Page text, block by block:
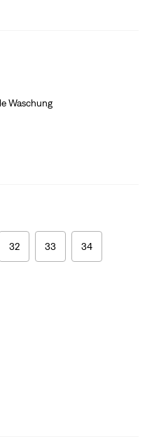
Waschung
32 33 34